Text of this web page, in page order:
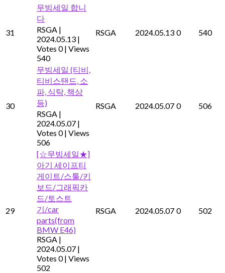
31
무빙세일 합니
다
RSGA |
2024.05.13 |
Votes 0 | Views
540
RSGA 2024.05.13 0 540
30
무빙세일 (티비,
티비스탠드, 소
파, 식탁, 책상
등)
RSGA |
2024.05.07 |
Votes 0 | Views
506
RSGA 2024.05.07 0 506
29
[☆무빙세일★]
아기 세이프티
게이트/스툴/키
보드/그래픽카
드/토스트
기/car
parts(from
BMW E46)
RSGA |
2024.05.07 |
Votes 0 | Views
502
RSGA 2024.05.07 0 502